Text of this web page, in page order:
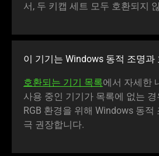
서, 두 키캡 세트 모두 호환되지
이 기기는 Windows 동적 조명과
호환되는 기기 목록에서 자세한
사용 중인 기기가 목록에 없는
RGB 환경을 위해 Windows 동적
극 권장합니다.